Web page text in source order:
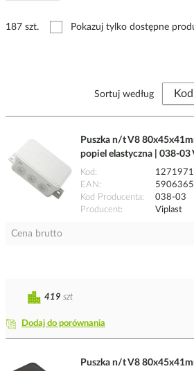
187 szt. Pokazuj tylko dostępne
Sortuj według
Puszka n/t V8
popiel elastyczna | 038-03
Kod
1271971
EAN
Kod Producenta
038-03
Producent
Viplast
Cena brutto
Dodaj do porównania
419 szt
Puszka n/t V8